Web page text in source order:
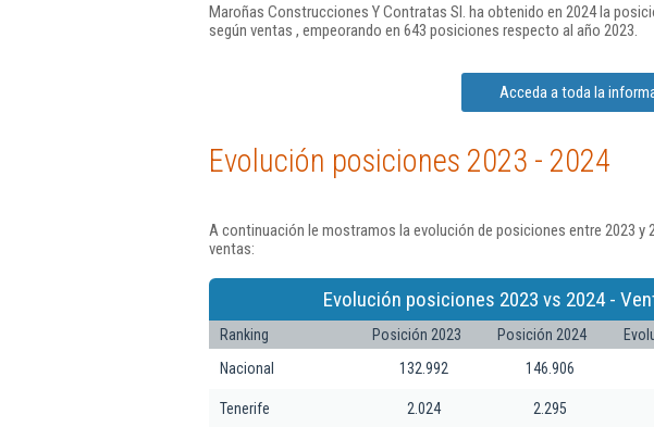
Maroñas Construcciones Y Contratas Sl. ha obtenido en 2024 la
según ventas , empeorando en 643 posiciones respecto al año 2023.
Acceda a toda la
Evolución posiciones 2023 - 2024
A continuación le mostramos la evolución de posiciones entre 2023
ventas:
Evolución posiciones 2023 vs 2024 -
Ranking Posición 2023 Posición 2024
Nacional
132.992 146.906
Tenerife 2.024 2.295